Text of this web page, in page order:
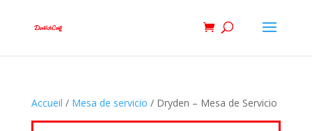
Accueil / Mesa de servicio / Dryden – Mesa de Servicio